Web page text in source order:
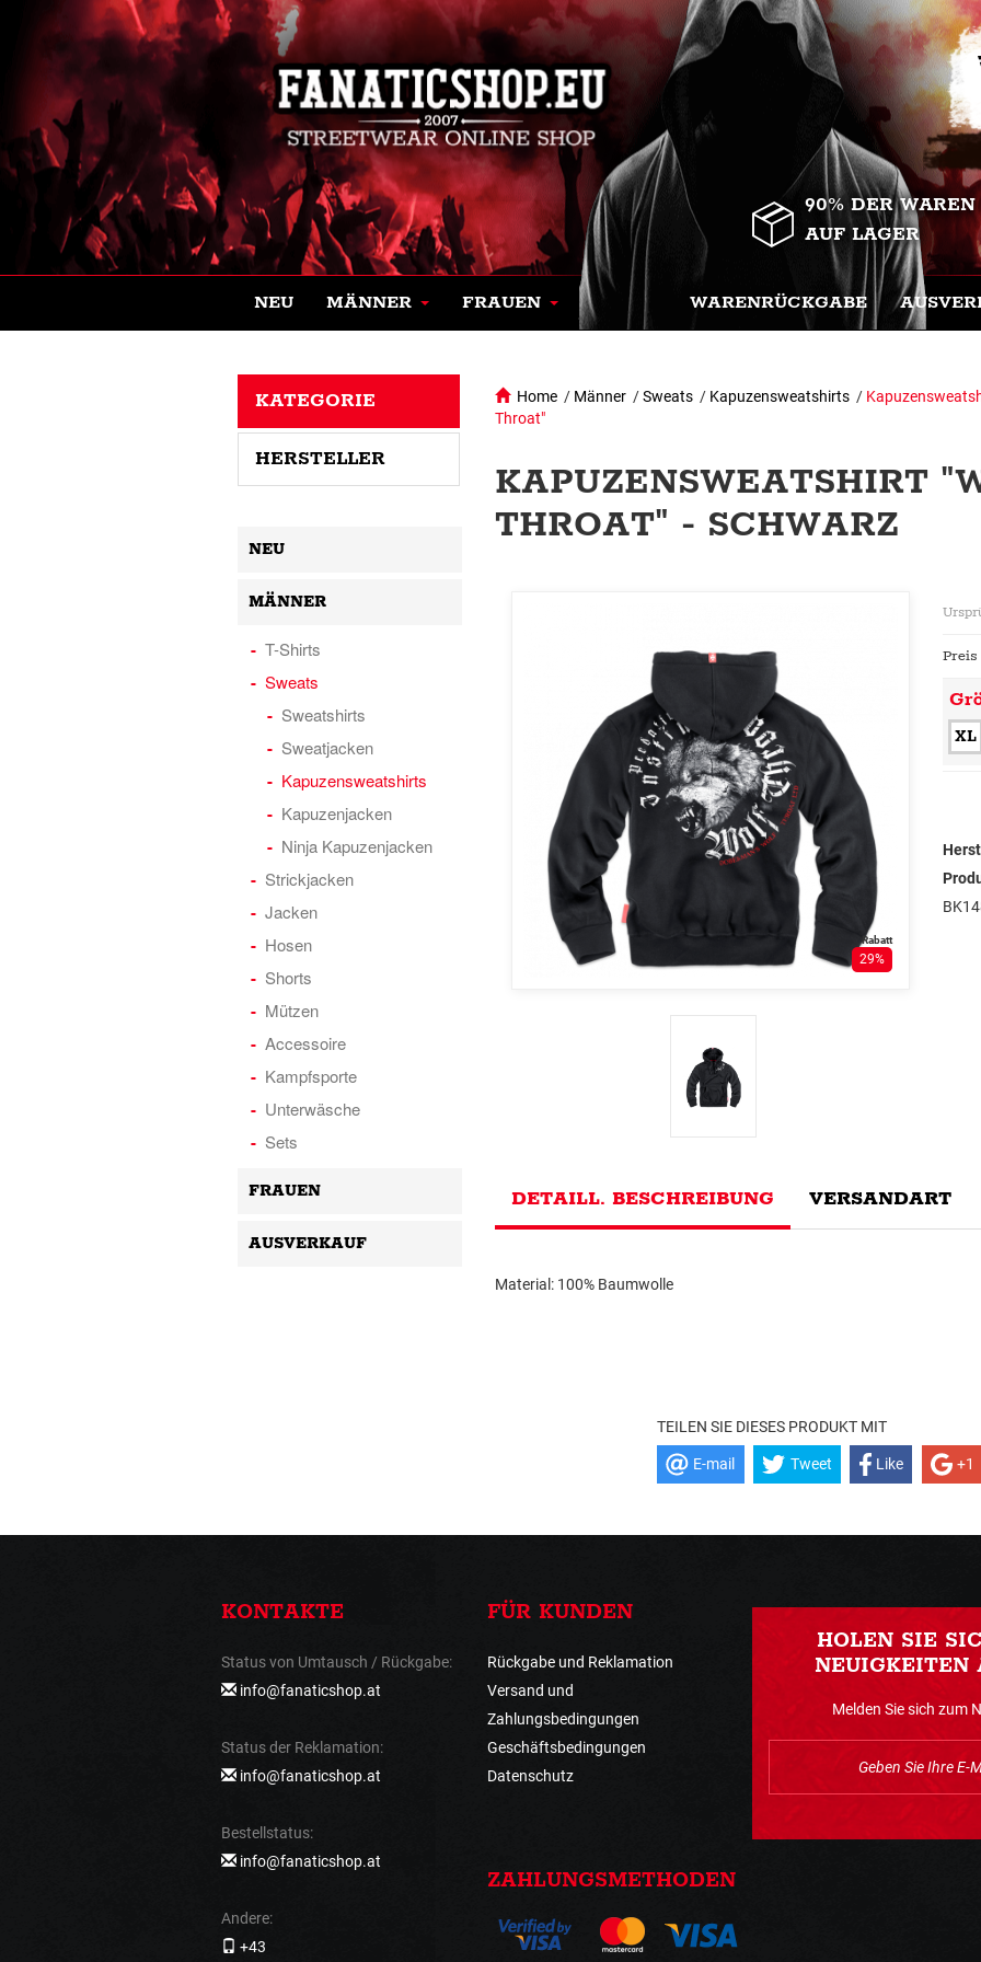
90% DER WAREN
AUF LAGER
NEU MÄNNER FRAUEN WARENRÜCKGABE
Home / Männer /Sweats / Kapuzensweatshirts /
Throat"
KAPUZENSWEATSHIRT
THROAT" - SCHWARZ
Rabatt
29%
XL
DETAILL. BESCHREIBUNG VERSANDART
Material: 100% Baumwolle
TEILEN SIE DIESES PRODUKT MIT
E-mail Tweet Like +1
KATEGORIE
HERSTELLER
NEU
MÄNNER
T-Shirts
Sweats
Sweatshirts
Sweatjacken
Kapuzensweatshirts
Kapuzenjacken
Ninja Kapuzenjacken
Strickjacken
Jacken
Hosen
Shorts
Mützen
Accessoire
Kampfsporte
Unterwäsche
Sets
FRAUEN
AUSVERKAUF
KONTAKTE
Status von Umtausch / Rückgabe:
info@fanaticshop.at
Status der Reklamation:
info@fanaticshop.at
Bestellstatus:
info@fanaticshop.at
Andere:
+43
FÜR KUNDEN
Rückgabe und Reklamation
Versand und
Zahlungsbedingungen
Geschäftsbedingungen
Datenschutz
ZAHLUNGSMETHODEN
HOLEN SIE
NEUIGKEITEN
Melden Sie sich zum